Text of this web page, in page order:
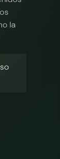
la